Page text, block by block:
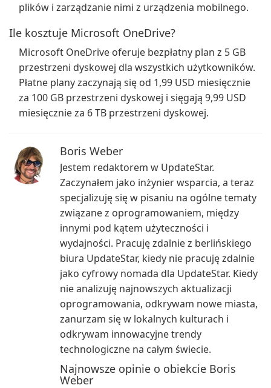
plików i zarządzanie nimi z urządzenia mobilnego.
Ile kosztuje Microsoft OneDrive?
Microsoft OneDrive oferuje bezpłatny plan z 5 GB
przestrzeni dyskowej dla wszystkich użytkowników.
Płatne plany zaczynają się od 1,99 USD miesięcznie
za 100 GB przestrzeni dyskowej i sięgają 9,99 USD
miesięcznie za 6 TB przestrzeni dyskowej.
Boris Weber
Jestem redaktorem w UpdateStar.
Zaczynałem jako inżynier wsparcia, a teraz
specjalizuję się w pisaniu na ogólne tematy
związane z oprogramowaniem, między
innymi pod kątem użyteczności i
wydajności. Pracuję zdalnie z berlińskiego
biura UpdateStar, kiedy nie pracuję zdalnie
jako cyfrowy nomada dla UpdateStar. Kiedy
nie analizuję najnowszych aktualizacji
oprogramowania, odkrywam nowe miasta,
zanurzam się w lokalnych kulturach i
odkrywam innowacyjne trendy
technologiczne na całym świecie.
Najnowsze opinie o obiekcie Boris
Weber